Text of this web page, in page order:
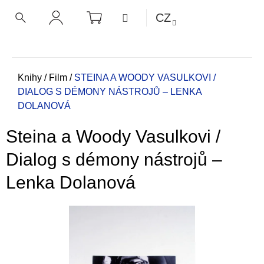
NÁKUPNÍ
KOŠÍK MENUCZ
Domů
Knihy / Film / STEINA A WOODY VASULKOVI /
DIALOG S DÉMONY NÁSTROJŮ – LENKA
DOLANOVÁ
Steina a Woody Vasulkovi /
Dialog s démony nástrojů –
Lenka Dolanová
ZPĚT
ZPĚT
o
p
o
ř
e
u